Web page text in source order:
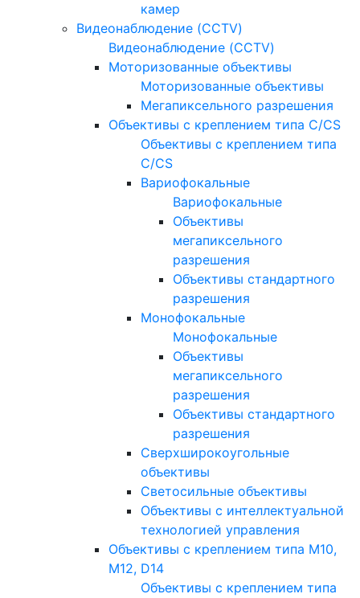
камер
Видеонаблюдение (CCTV)
Видеонаблюдение (CCTV)
Моторизованные объективы
Моторизованные объективы
Мегапиксельного разрешения
Объективы с креплением типа C/CS
Объективы с креплением типа
C/CS
Вариофокальные
Вариофокальные
Объективы
мегапиксельного
разрешения
Объективы стандартного
разрешения
Монофокальные
Монофокальные
Объективы
мегапиксельного
разрешения
Объективы стандартного
разрешения
Сверхширокоугольные
объективы
Светосильные объективы
Объективы с интеллектуальной
технологией управления
Объективы с креплением типа M10,
M12, D14
Объективы с креплением типа